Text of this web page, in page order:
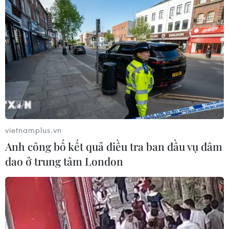
Futsal Việt Nam bất bại sau trận hòa
khó tin trước chủ nhà Thái Lan
06/08/2026 02:38
Khai mạc Vòng loại môn Bóng rổ Đại
hội Thể thao sinh viên toàn quốc
năm 2026
Toàn cảnh ASEAN Cup: Thái
Lan "thắng như chẻ tre", thách thức
tuyển Việt Nam
05/08/2026 07:15
vietnamplus.vn
Anh công bố kết quả điều tra ban đầu vụ đâm
dao ở trung tâm London